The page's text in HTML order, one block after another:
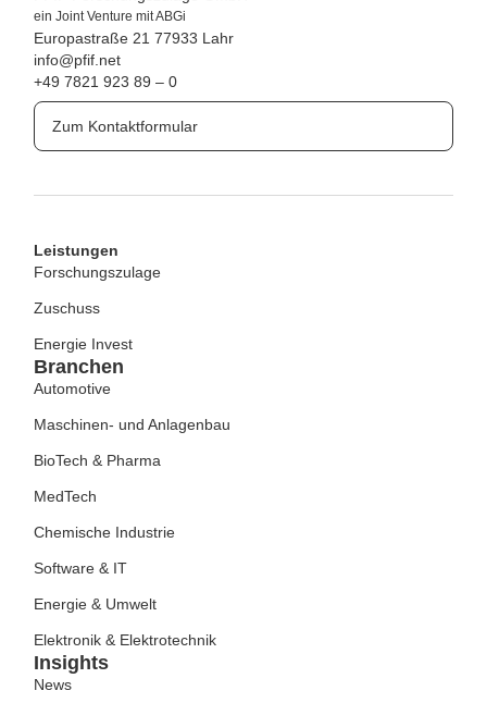
ein Joint Venture mit ABGi
Europastraße 2177933 Lahr
info@pfif.net
+49 7821 923 89 – 0
Zum Kontaktformular
Leistungen
Forschungszulage
Zuschuss
Energie Invest
Branchen
Automotive
Maschinen- und Anlagenbau
BioTech & Pharma
MedTech
Chemische Industrie
Software & IT
Energie & Umwelt
Elektronik & Elektrotechnik
Insights
News